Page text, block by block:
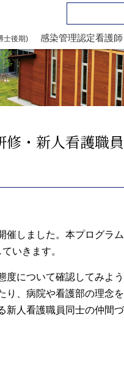
士後期) 感染管理認定看護師
・新人看護職
しました。本プログラ
いきます。
について確認してみよ
、病院や看護部の理念
人看護職員同士の仲間